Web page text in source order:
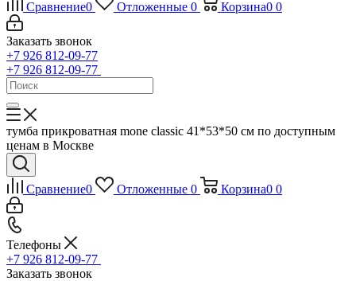
Сравнение0 Отложенные 0 Корзина0 0
Заказать звонок
+7 926 812-09-77
+7 926 812-09-77
тумба прикроватная mone classic 41*53*50 см по доступным
ценам в Москве
Сравнение0 Отложенные 0 Корзина0 0
Телефоны
+7 926 812-09-77
Заказать звонок